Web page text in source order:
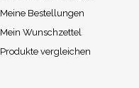
Meine Bestellungen
Mein Wunschzettel
Produkte vergleichen